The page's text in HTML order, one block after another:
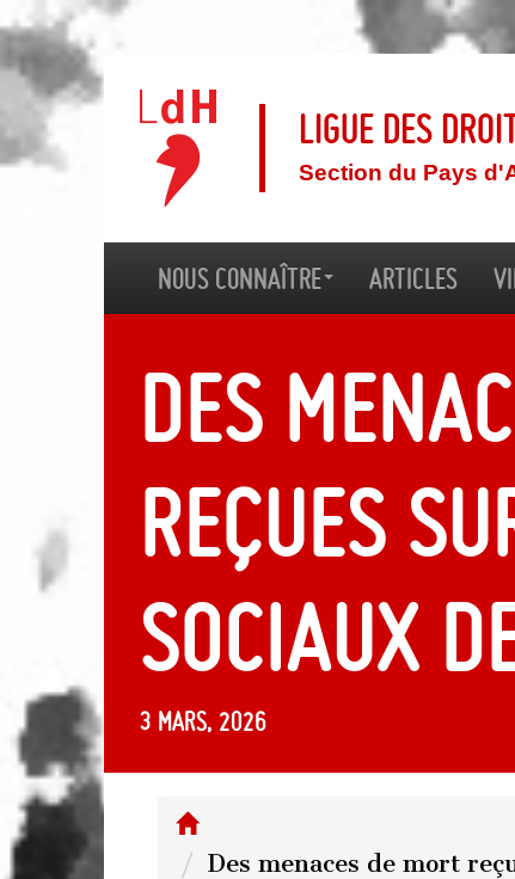
Ligue des
Section du Pays
Nous connaître Articles
Des
reçues
sociaux
3 mars, 2026
Des menaces de mort